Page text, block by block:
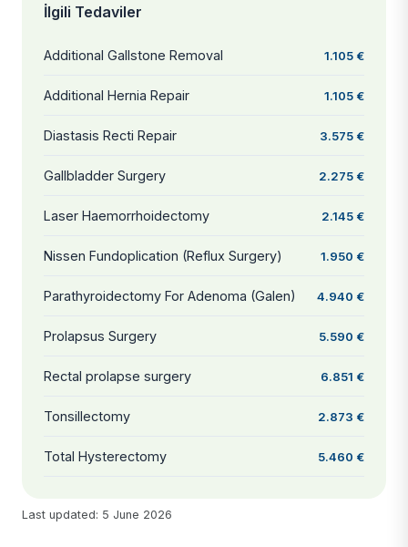
İlgili Tedaviler
Additional Gallstone Removal 1.105 €
Additional Hernia Repair 1.105 €
Diastasis Recti Repair 3.575 €
Gallbladder Surgery 2.275 €
Laser Haemorrhoidectomy 2.145 €
Nissen Fundoplication (Reflux Surgery) 1.950 €
Parathyroidectomy For Adenoma (Galen) 4.940 €
Prolapsus Surgery 5.590 €
Rectal prolapse surgery 6.851 €
Tonsillectomy 2.873 €
Total Hysterectomy 5.460 €
Last updated: 5 June 2026